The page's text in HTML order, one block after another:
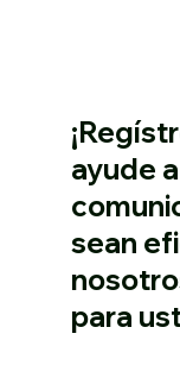
ayude
sean
para